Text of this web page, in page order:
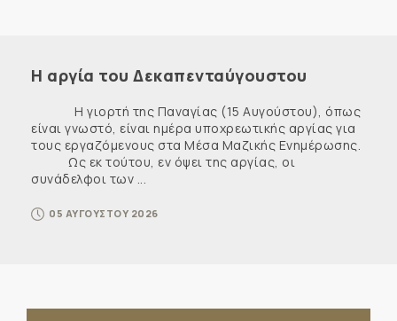
Η αργία του Δεκαπενταύγουστου
Η γιορτή της Παναγίας (15 Αυγούστου), όπως
είναι γνωστό, είναι ημέρα υποχρεωτικής αργίας για
τους εργαζόμενους στα Μέσα Μαζικής Ενημέρωσης.
Ως εκ τούτου, εν όψει της αργίας, οι
συνάδελφοι των ...
05 ΑΥΓΟΥΣΤΟΥ 2026